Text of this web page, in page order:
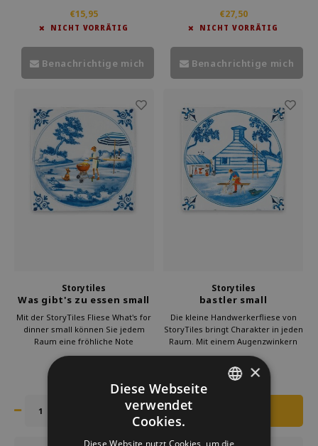
Wahl. Nicht nur für den Vatertag,
sondern auch für Geburtstage,
€15,95
NICHT VORRÄTIG
Benachrichtige mich
in Richtung Abenteuer fährt. Für die
Nutzer ist es eine kleine Flucht aus
€27,50
NICHT VORRÄTIG
Benachrichtige mich
Storytiles
Was gibt's zu essen small
Mit der StoryTiles Fliese What's for
dinner small können Sie jedem
Raum eine fröhliche Note
eine alltägliche Frage auf
künstlerische Art und Weise.
Hängen Sie sie in der Küche auf, als
heitere Anspielung auf die Mahlzeit
Storytiles
bastler small
Die kleine Handwerkerfliese von
StoryTiles bringt Charakter in jeden
Raum. Mit einem Augenzwinkern
eines Handwerkers dar. Dieses
kleine Kunstwerk ruft bei vielen
Kunden Anerkennung und ein
2 AUF LAGER
×
Diese Webseite
verwendet
Cookies.
Diese Website nutzt Cookies, um die